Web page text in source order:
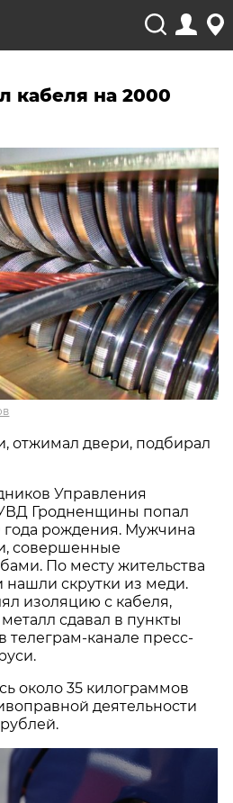
кабеля на 2000
отжимал двери, подбирал
Управления
Гродненщины попал
года рождения. Мужчина
совершенные
По месту жительства
скрутки из меди.
изоляцию с кабеля,
сдавал в пункты
телеграм-канале пресс-
около 35 килограммов
деятельности